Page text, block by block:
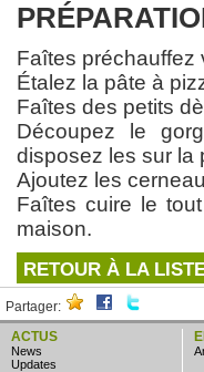
Faîtes préchauffez
Étalez la pâte à
Faîtes des petits
Découpez le
disposez les sur la
Ajoutez les
Faîtes cuire le
maison.
RETOUR À LA
Partager:
ACTUS
news
updates